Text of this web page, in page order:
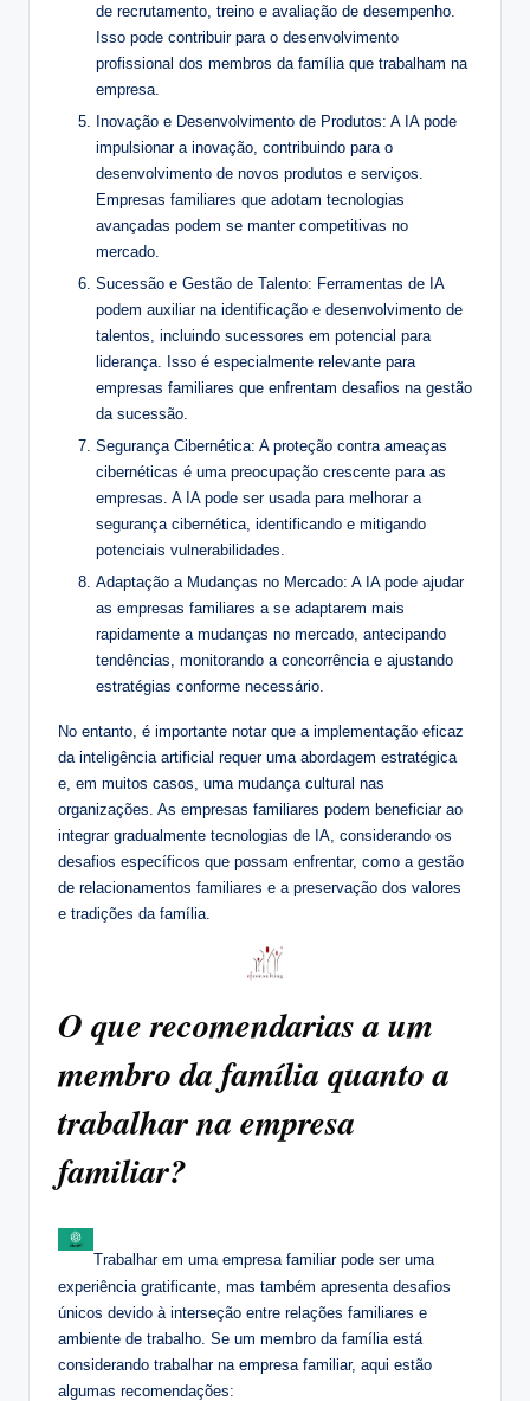
de recrutamento, treino e avaliação de desempenho.
Isso pode contribuir para o desenvolvimento
profissional dos membros da família que trabalham na
empresa.
Inovação e Desenvolvimento de Produtos: A IA pode
impulsionar a inovação, contribuindo para o
desenvolvimento de novos produtos e serviços.
Empresas familiares que adotam tecnologias
avançadas podem se manter competitivas no
mercado.
Sucessão e Gestão de Talento: Ferramentas de IA
podem auxiliar na identificação e desenvolvimento de
talentos, incluindo sucessores em potencial para
liderança. Isso é especialmente relevante para
empresas familiares que enfrentam desafios na gestão
da sucessão.
Segurança Cibernética: A proteção contra ameaças
cibernéticas é uma preocupação crescente para as
empresas. A IA pode ser usada para melhorar a
segurança cibernética, identificando e mitigando
potenciais vulnerabilidades.
Adaptação a Mudanças no Mercado: A IA pode ajudar
as empresas familiares a se adaptarem mais
rapidamente a mudanças no mercado, antecipando
tendências, monitorando a concorrência e ajustando
estratégias conforme necessário.
No entanto, é importante notar que a implementação eficaz
da inteligência artificial requer uma abordagem estratégica
e, em muitos casos, uma mudança cultural nas
organizações. As empresas familiares podem beneficiar ao
integrar gradualmente tecnologias de IA, considerando os
desafios específicos que possam enfrentar, como a gestão
de relacionamentos familiares e a preservação dos valores
e tradições da família.
O que recomendarias a um
membro da família quanto a
trabalhar na empresa
familiar?
Trabalhar em uma empresa familiar pode ser uma
experiência gratificante, mas também apresenta desafios
únicos devido à interseção entre relações familiares e
ambiente de trabalho. Se um membro da família está
considerando trabalhar na empresa familiar, aqui estão
algumas recomendações: